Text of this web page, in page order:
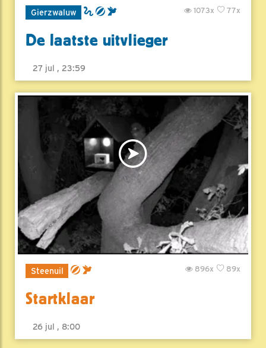
Gierzwaluw 77x
1073x
De laatste uitvlieger
27 jul , 23:59
Steenuil 89x
896x
Startklaar
26 jul , 8:00